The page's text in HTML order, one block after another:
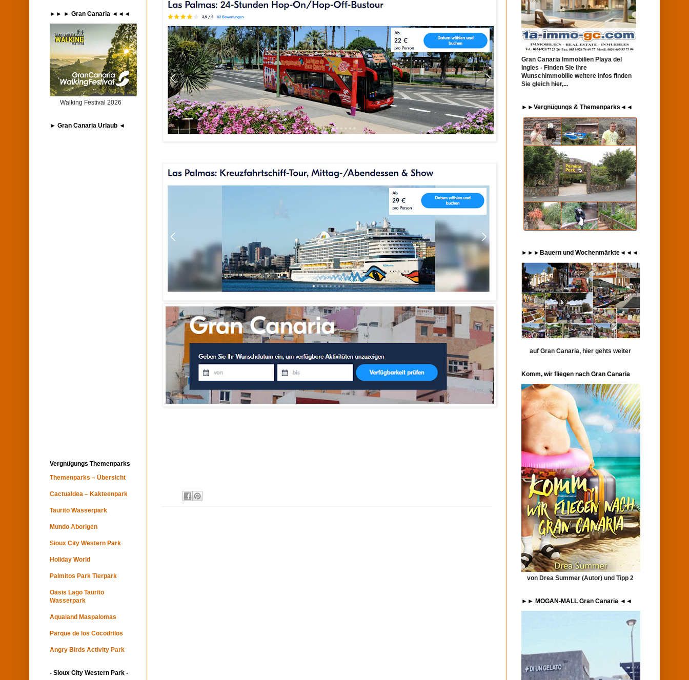
►► ► Gran Canaria ◄◄◄
Walking Festival 2026
► Gran Canaria Urlaub ◄
Vergnügungs Themenparks
Themenparks – Übersicht
Cactualdea – Kakteenpark
Taurito Wasserpark
Mundo Aborigen
Sioux City Western Park
Holiday World
Palmitos Park Tierpark
Oasis Lago Taurito
Wasserpark
Aqualand Maspalomas
Parque de los Cocodrilos
Angry Birds Activity Park
- Sioux City Western Park -
Gran Canaria Immobilien Playa del
Ingles - Finden Sie ihre
Wunschimmobilie weitere Infos finden
Sie gleich hier,...
►►Vergnügungs & Themenparks◄◄
►►►Bauern und Wochenmärkte◄◄◄
auf Gran Canaria, hier gehts weiter
Komm, wir fliegen nach Gran Canaria
von Drea Summer (Autor) und Tipp 2
►► MOGAN-MALL Gran Canaria ◄◄